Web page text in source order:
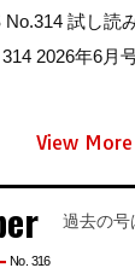
試し読
2026年6月
View More
過去の号
No. 316